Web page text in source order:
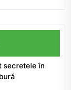
secretele în